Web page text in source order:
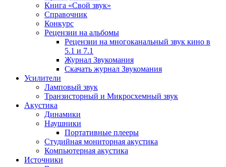
Книга «Свой звук»
Справочник
Конкурс
Рецензии на альбомы
Рецензии на многоканальный звук кино в
5.1 и 7.1
Журнал Звукомания
Скачать журнал Звукомания
Усилители
Ламповый звук
Транзисторный и Микросхемный звук
Акустика
Динамики
Наушники
Портативные плееры
Студийная мониторная акустика
Компьютерная акустика
Источники